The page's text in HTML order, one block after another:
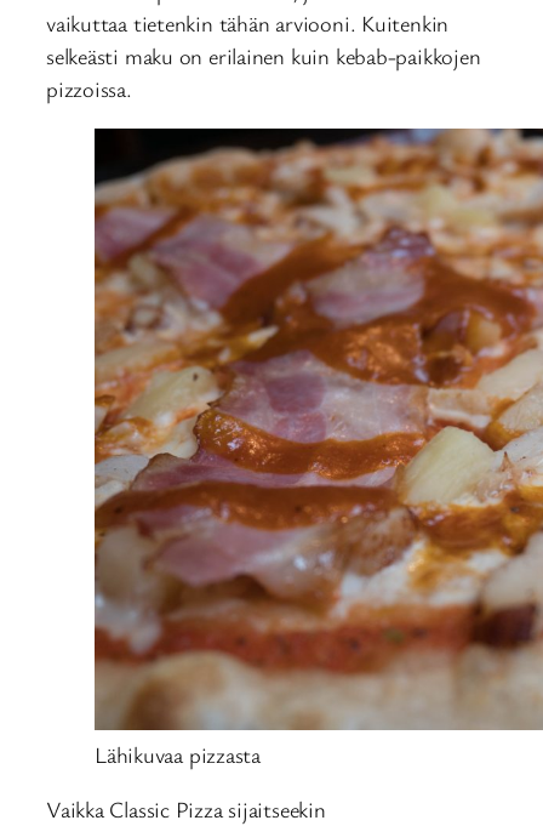
vaikuttaa tietenkin tähän arviooni. Kuitenkin
selkeästi maku on erilainen kuin kebab-paikkojen
pizzoissa.
Lähikuvaa pizzasta
Vaikka Classic Pizza sijaitseekin